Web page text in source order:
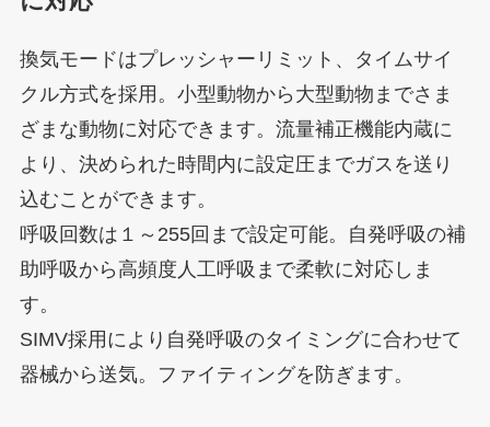
換気モードはプレッシャーリミット、タイムサイ
クル方式を採用。小型動物から大型動物までさま
ざまな動物に対応できます。流量補正機能内蔵に
より、決められた時間内に設定圧までガスを送り
込むことができます。
呼吸回数は１～255回まで設定可能。自発呼吸の補
助呼吸から高頻度人工呼吸まで柔軟に対応しま
す。
SIMV採用により自発呼吸のタイミングに合わせて
器械から送気。ファイティングを防ぎます。